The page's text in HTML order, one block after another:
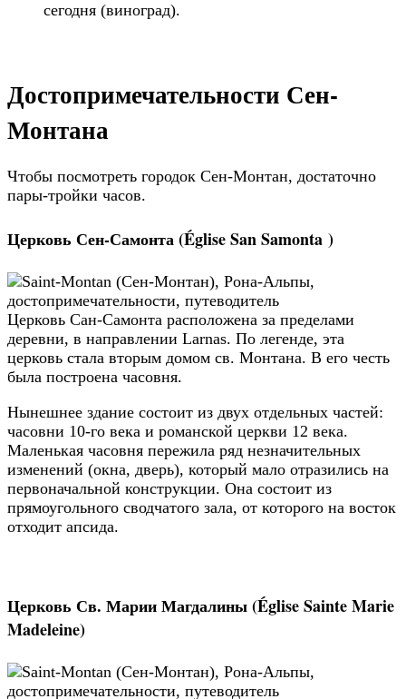
сегодня (виноград).
Достопримечательности Сен-
Монтана
Чтобы посмотреть городок Сен-Монтан, достаточно
пары-тройки часов.
Церковь Сен-Самонта (Église San Samonta )
Церковь Сан-Самонта расположена за пределами
деревни, в направлении Larnas. По легенде, эта
церковь стала вторым домом св. Монтана. В его честь
была построена часовня.
Нынешнее здание состоит из двух отдельных частей:
часовни 10-го века и романской церкви 12 века.
Маленькая часовня пережила ряд незначительных
изменений (окна, дверь), который мало отразились на
первоначальной конструкции. Она состоит из
прямоугольного сводчатого зала, от которого на восток
отходит апсида.
Церковь Св. Марии Магдалины (Église Sainte Marie
Madeleine)